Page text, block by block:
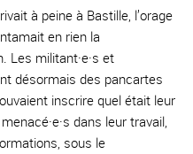
à peine à Bastille, l’orage
en rien la
Les militant·e·s et
désormais des pancartes
inscrire quel était leur
dans leur travail,
sous le